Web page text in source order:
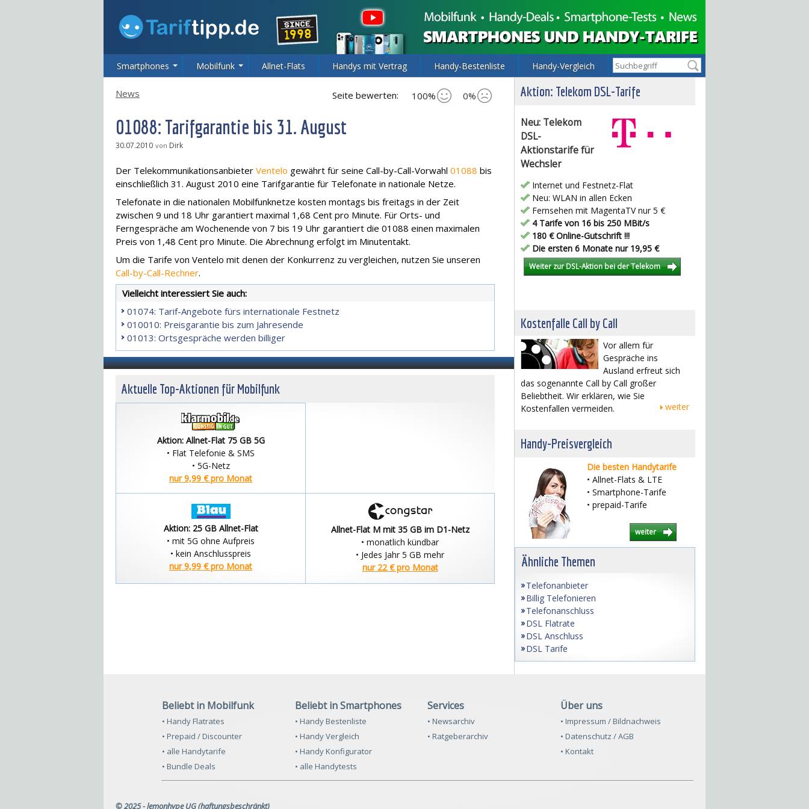
Smartphones Mobilfunk Allnet-Flats Handys mit Vertrag Handy-Bestenliste Handy-Vergleich
Seite bewerten: 100% 0%
News
01088: Tarifgarantie bis 31. August
30.07.2010 von Dirk
Der Telekommunikationsanbieter Ventelo gewährt für seine Call-by-Call-Vorwahl 01088 bis
einschließlich 31. August 2010 eine Tarifgarantie für Telefonate in nationale Netze.
Telefonate in die nationalen Mobilfunknetze kosten montags bis freitags in der Zeit
zwischen 9 und 18 Uhr garantiert maximal 1,68 Cent pro Minute. Für Orts- und
Ferngespräche am Wochenende von 7 bis 19 Uhr garantiert die 01088 einen maximalen
Preis von 1,48 Cent pro Minute. Die Abrechnung erfolgt im Minutentakt.
Um die Tarife von Ventelo mit denen der Konkurrenz zu vergleichen, nutzen Sie unseren
Call-by-Call-Rechner.
Vielleicht interessiert Sie auch:
01074: Tarif-Angebote fürs internationale Festnetz
010010: Preisgarantie bis zum Jahresende
01013: Ortsgespräche werden billiger
Aktuelle Top-Aktionen für Mobilfunk
Aktion: Allnet-Flat 75 GB 5G
• Flat Telefonie & SMS
• 5G-Netz
nur 9,99 € pro Monat
Aktion: 25 GB Allnet-Flat
• mit 5G ohne Aufpreis
• kein Anschlusspreis
nur 9,99 € pro Monat
Allnet-Flat M mit 35 GB im D1-Netz
• monatlich kündbar
• Jedes Jahr 5 GB mehr
nur 22 € pro Monat
Aktion: Telekom DSL-Tarife
Neu: Telekom
DSL-
Aktionstarife für
Wechsler
Internet und Festnetz-Flat
Neu: WLAN in allen Ecken
Fernsehen mit MagentaTV nur 5 €
4 Tarife von 16 bis 250 MBit/s
180 € Online-Gutschrift !!!
Die ersten 6 Monate nur 19,95 €
Weiter zur DSL-Aktion bei der Telekom
Kostenfalle Call by Call
Vor allem für
Gespräche ins
Ausland erfreut sich
das sogenannte Call by Call großer
Beliebtheit. Wir erklären, wie Sie
Kostenfallen vermeiden.
weiter
Handy-Preisvergleich
Die besten Handytarife
• Allnet-Flats & LTE
• Smartphone-Tarife
• prepaid-Tarife
weiter
Ähnliche Themen
Telefonanbieter
Billig Telefonieren
Telefonanschluss
DSL Flatrate
DSL Anschluss
DSL Tarife
Beliebt in Mobilfunk
• Handy Flatrates
• Prepaid / Discounter
• alle Handytarife
• Bundle Deals
Beliebt in Smartphones
• Handy Bestenliste
• Handy Vergleich
• Handy Konfigurator
• alle Handytests
Services
• Newsarchiv
• Ratgeberarchiv
Über uns
• Impressum / Bildnachweis
• Datenschutz / AGB
• Kontakt
© 2025 - lemonhype UG (haftungsbeschränkt)